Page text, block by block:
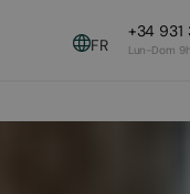
FR
+34 931
Lun-Dom